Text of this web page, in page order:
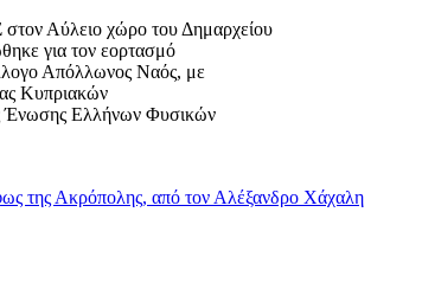
Αύλειο χώρο του Δημαρχείου
για τον εορτασμό
Απόλλωνος Ναός, με
Κυπριακών
Ένωσης Ελλήνων Φυσικών
της Ακρόπολης, από τον Αλέξανδρο Χάχαλη